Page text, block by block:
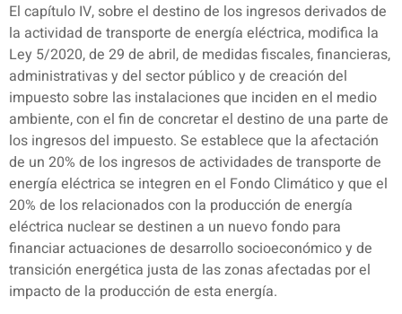
El capítulo IV, sobre el destino de los ingresos derivados de
la actividad de transporte de energía eléctrica, modifica la
Ley 5/2020, de 29 de abril, de medidas fiscales, financieras,
administrativas y del sector público y de creación del
impuesto sobre las instalaciones que inciden en el medio
ambiente, con el fin de concretar el destino de una parte de
los ingresos del impuesto. Se establece que la afectación
de un 20% de los ingresos de actividades de transporte de
energía eléctrica se integren en el Fondo Climático y que el
20% de los relacionados con la producción de energía
eléctrica nuclear se destinen a un nuevo fondo para
financiar actuaciones de desarrollo socioeconómico y de
transición energética justa de las zonas afectadas por el
impacto de la producción de esta energía.